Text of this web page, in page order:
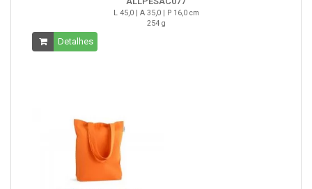
L 45,0 | A 35,0 | P 16,0 cm
254 g
Detalhes